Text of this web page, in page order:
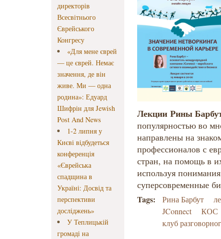
директорів
Всесвітнього
Єврейського
Конгресу
«Для мене єврей
— це єврей. Немає
значення, де він
живе. Ми — одна
родина»: Едуард
Шифрін для Jewish
Post And News
1-2 липня у
Києві відбудеться
конференція
«Єврейська
спадщина в
Україні: Досвід та
перспективи
досліджень»
У Теплицькій
громаді на
Лекции Рины
популярностью во
направлены на
профессионалов с
стран, на помощь в
используя
суперсовременные
Tags: Рина Барбут
JConnect
КОС
клуб